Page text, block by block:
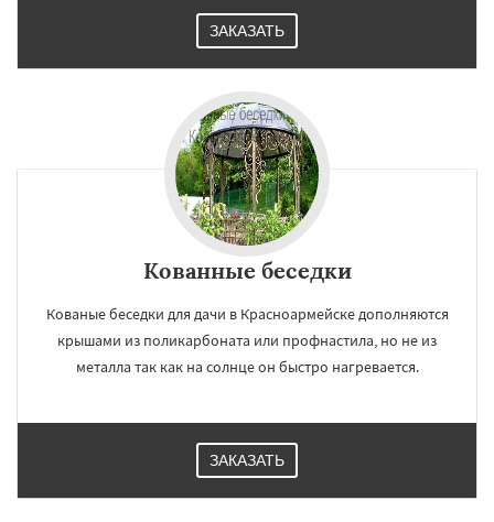
регионам
Красный Кут Маркс Новоузенск
Петровск Пугачёв Ртищево Саратов
ЗАКАЗАТЬ
Кованные беседки
Кованые беседки для дачи в Красноармейске дополняются
крышами из поликарбоната или профнастила, но не из
металла так как на солнце он быстро нагревается.
ЗАКАЗАТЬ
УЗНАТЬ ПОДРОБНЕЕ
Даю согласие на обработку персональных данных